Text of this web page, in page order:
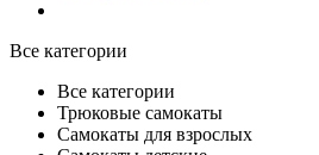
Все категории
Все категории
Трюковые самокаты
Самокаты для взрослых